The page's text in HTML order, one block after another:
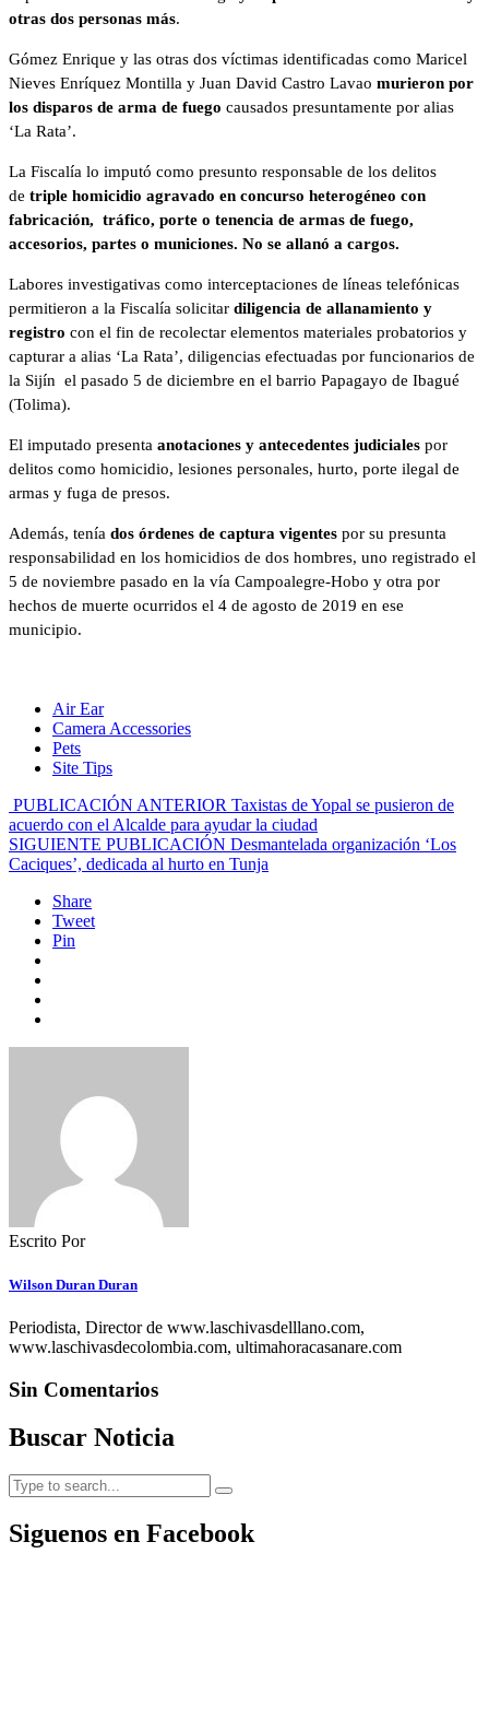
otras dos personas más.
Gómez Enrique y las otras dos víctimas identificadas como Maricel
Nieves Enríquez Montilla y Juan David Castro Lavao murieron por
los disparos de arma de fuego causados presuntamente por alias
‘La Rata’.
La Fiscalía lo imputó como presunto responsable de los delitos
de triple homicidio agravado en concurso heterogéneo con
fabricación, tráfico, porte o tenencia de armas de fuego,
accesorios, partes o municiones. No se allanó a cargos.
Labores investigativas como interceptaciones de líneas telefónicas
permitieron a la Fiscalía solicitar diligencia de allanamiento y
registro con el fin de recolectar elementos materiales probatorios y
capturar a alias ‘La Rata’, diligencias efectuadas por funcionarios de
la Sijín el pasado 5 de diciembre en el barrio Papagayo de Ibagué
(Tolima).
El imputado presenta anotaciones y antecedentes judiciales por
delitos como homicidio, lesiones personales, hurto, porte ilegal de
armas y fuga de presos.
Además, tenía dos órdenes de captura vigentes por su presunta
responsabilidad en los homicidios de dos hombres, uno registrado el
5 de noviembre pasado en la vía Campoalegre-Hobo y otra por
hechos de muerte ocurridos el 4 de agosto de 2019 en ese
municipio.
Air Ear
Camera Accessories
Pets
Site Tips
PUBLICACIÓN ANTERIOR Taxistas de Yopal se pusieron de
acuerdo con el Alcalde para ayudar la ciudad
SIGUIENTE PUBLICACIÓN Desmantelada organización ‘Los
Caciques’, dedicada al hurto en Tunja
Share
Tweet
Pin
Escrito Por
Wilson Duran Duran
Periodista, Director de www.laschivasdelllano.com,
www.laschivasdecolombia.com, ultimahoracasanare.com
Sin Comentarios
Buscar Noticia
Siguenos en Facebook